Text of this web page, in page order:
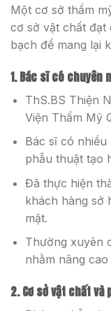
Một cơ sở thẩm
cơ sở vật chất đạt
bạch để mang lại
1. Bác sĩ có
ThS.BS Thiện
Viện Thẩm Mỹ
Bác sĩ có
phẫu thuật tạo
Đã thực hiện
khách hàng sở
mặt.
Thường xuyên
nhằm nâng
2. Cơ sở vật chất